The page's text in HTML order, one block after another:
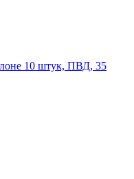
10 штук, ПВД, 35